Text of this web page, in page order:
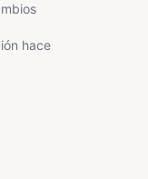
hace